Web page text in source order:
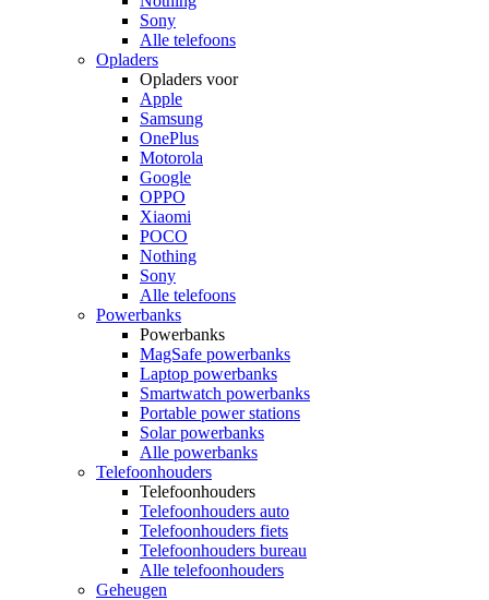
Sony
Alle telefoons
Opladers
Opladers voor
Apple
Samsung
OnePlus
Motorola
Google
OPPO
Xiaomi
POCO
Nothing
Sony
Alle telefoons
Powerbanks
Powerbanks
MagSafe powerbanks
Laptop powerbanks
Smartwatch powerbanks
Portable power stations
Solar powerbanks
Alle powerbanks
Telefoonhouders
Telefoonhouders
Telefoonhouders auto
Telefoonhouders fiets
Telefoonhouders bureau
Alle telefoonhouders
Geheugen